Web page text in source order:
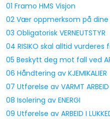
01 Framo HMS Visjon
02 Vær oppmerksom på dine
03 Obligatorisk VERNEUTSTYR
04 RISIKO skal alltid
05 Beskytt deg mot fall ved
06 Håndtering av KJEMIKALIER
07 Utførelse av VARMT ARBEID
08 Isolering av ENERGI
09 Utførelse av ARBEID I